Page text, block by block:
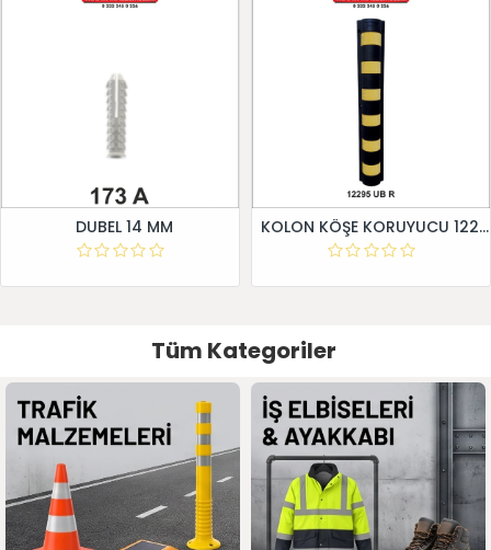
DUBEL 14 MM KOLON KÖŞE KORUYUCU 12295 UB R
Tüm Kategoriler